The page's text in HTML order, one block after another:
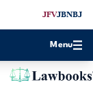
JFVJBNBJ
Menu